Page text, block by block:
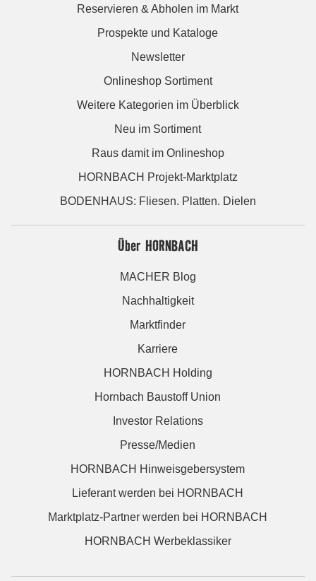
Reservieren & Abholen im Markt
Prospekte und Kataloge
Newsletter
Onlineshop Sortiment
Weitere Kategorien im Überblick
Neu im Sortiment
Raus damit im Onlineshop
HORNBACH Projekt-Marktplatz
BODENHAUS: Fliesen. Platten. Dielen
Über HORNBACH
MACHER Blog
Nachhaltigkeit
Marktfinder
Karriere
HORNBACH Holding
Hornbach Baustoff Union
Investor Relations
Presse/Medien
HORNBACH Hinweisgebersystem
Lieferant werden bei HORNBACH
Marktplatz-Partner werden bei HORNBACH
HORNBACH Werbeklassiker